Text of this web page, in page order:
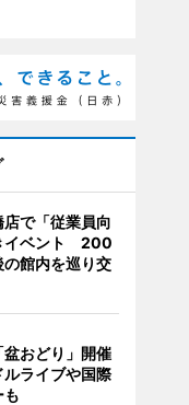
で「従業員向
イベント 200
の館内を巡り交
おどり」開催
ライブや国際
も